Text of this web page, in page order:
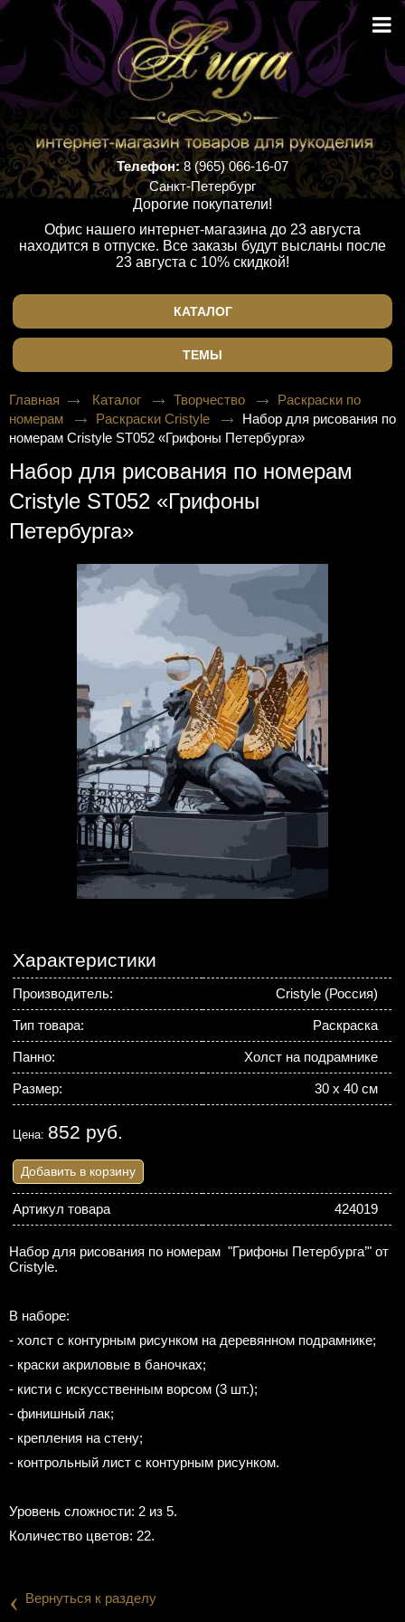
Телефон:8 (965) 066-16-07
Санкт-Петербург
Дорогие покупатели!
Офис нашего интернет-магазина до 23 августа
находится в отпуске. Все заказы будут высланы после
23 августа с 10% скидкой!
КАТАЛОГ
ТЕМЫ
Главная Каталог Творчество
Раскраски по
номерам
Раскраски Cristyle
Набор для рисования по
номерам Cristyle ST052 «Грифоны Петербурга»
Набор для рисования по номерам
Cristyle ST052 «Грифоны
Петербурга»
Характеристики
Производитель: Cristyle (Россия)
Тип товара: Раскраска
Панно: Холст на подрамнике
Размер: 30 х 40 см
Цена: 852 руб.
Добавить в корзину
Артикул товара 424019
Набор для рисования по номерам "Грифоны Петербурга’" от
Cristyle.
В наборе:
- холст с контурным рисунком на деревянном подрамнике;
- краски акриловые в баночках;
- кисти с искусственным ворсом (3 шт.);
- финишный лак;
- крепления на стену;
- контрольный лист с контурным рисунком.
Уровень сложности: 2 из 5.
Количество цветов: 22.
‹ Вернуться к разделу